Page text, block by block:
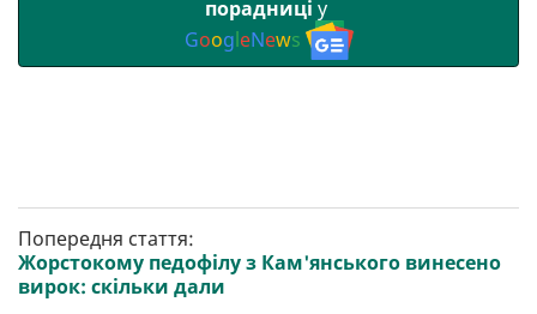
порадниці у
GoogleNews
Попередня стаття:
Жорстокому педофілу з Кам'янського винесено
вирок: скільки дали